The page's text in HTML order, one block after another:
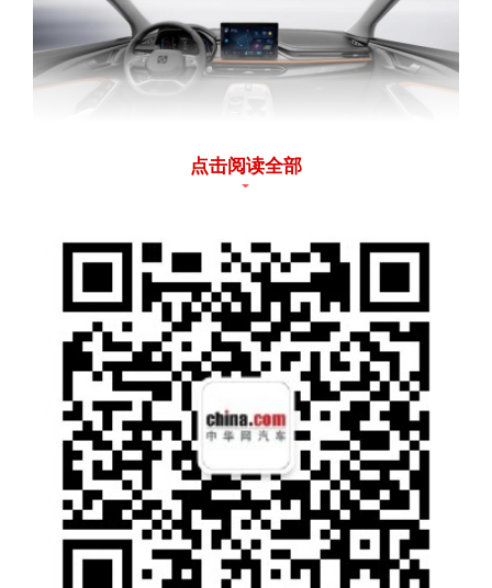
色。另外，其搭载的12.8寸悬浮式大屏采用6
核高性能CPU、4G DDR4内存、64G EMMC
存储组合，可显示1080P超清画质。同时，科
大讯飞智能语音系统可实现自定义唤醒、场景
免唤醒、智能上下文联想、声源定位、真人式
对话等功能。值得一提的是，思皓X6还采用晶
钻切割旋钮式电子挡杆，而一体式运动座椅基
于人体工程学特点打造，提升乘坐舒适感。
点击阅读全部